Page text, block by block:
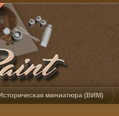
миниатюра (ВИМ)